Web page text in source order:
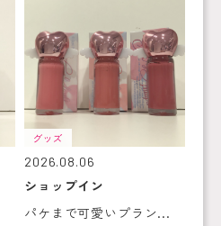
グッズ
2026.08.06
ショップイン
パケまで可愛いプラン...